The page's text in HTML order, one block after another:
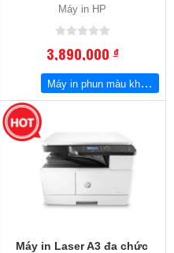
Máy in HP
3,890,000đ
Máy in phun màu không dây HP Ink Tank 415 All-in-One (Z4B53A)
Máy in Laser A3 đa chức